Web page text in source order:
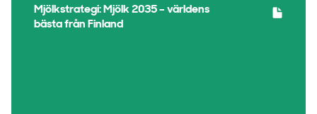
Mjölkstrategi: Mjölk 2035 – världens
bästa från Finland